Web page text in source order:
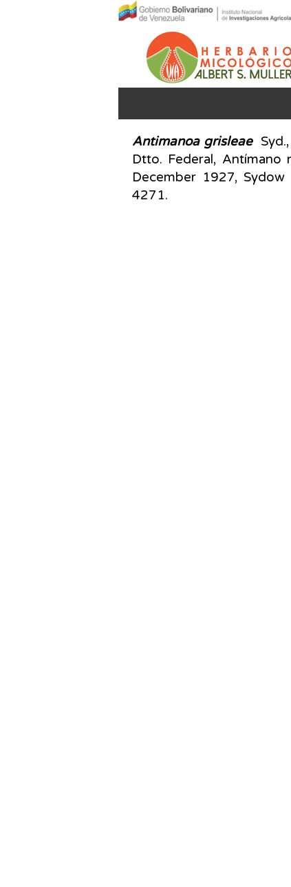
Antimanoa grisleaeSyd.,
Dtto. Federal, Antímano
December 1927, Sydow
4271.